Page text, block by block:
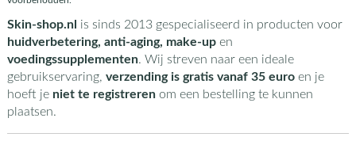
Skin-shop.nl is sinds 2013 gespecialiseerd in producten voor
huidverbetering, anti-aging, make-upen
voedingssupplementen. Wij streven naar een ideale
gebruikservaring, verzending is gratis vanaf 35 euroen je
hoeft je niet te registrerenom een bestelling te kunnen
plaatsen.